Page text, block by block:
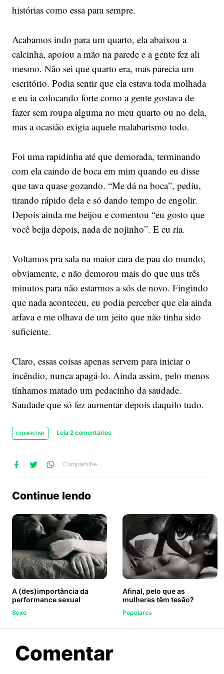
histórias como essa para sempre.
Acabamos indo para um quarto, ela abaixou a
calcinha, apoiou a mão na parede e a gente fez ali
mesmo. Não sei que quarto era, mas parecia um
escritório. Podia sentir que ela estava toda molhada
e eu ia colocando forte como a gente gostava de
fazer sem roupa alguma no meu quarto ou no dela,
mas a ocasião exigia aquele malabarismo todo.
Foi uma rapidinha até que demorada, terminando
com ela caindo de boca em mim quando eu disse
que tava quase gozando. “Me dá na boca”, pediu,
tirando rápido dela e só dando tempo de engolir.
Depois ainda me beijou e comentou “eu gosto que
você beija depois, nada de nojinho”. E eu ria.
Voltamos pra sala na maior cara de pau do mundo,
obviamente, e não demorou mais do que uns três
minutos para não estarmos a sós de novo. Fingindo
que nada aconteceu, eu podia perceber que ela ainda
arfava e me olhava de um jeito que não tinha sido
suficiente.
Claro, essas coisas apenas servem para iniciar o
incêndio, nunca apagá-lo. Ainda assim, pelo menos
tínhamos matado um pedacinho da saudade.
Saudade que só fez aumentar depois daquilo tudo.
COMENTAR Leia 2 comentários
Compartilhe
Continue lendo
A (des)importância da
performance sexual
Sexo
Afinal, pelo que as
mulheres têm tesão?
Populares
Comentarsobre